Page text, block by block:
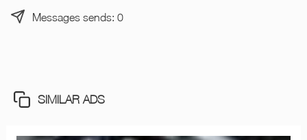
Messages sends: 0
SIMILAR ADS